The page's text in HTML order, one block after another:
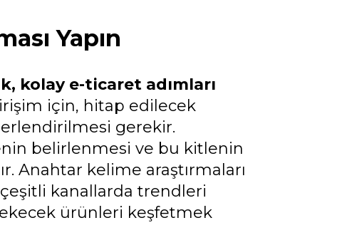
Yapın
kolay e-ticaret adımları
için, hitap edilecek
gerekir.
belirlenmesi ve bu kitlenin
Anahtar kelime araştırmaları
kanallarda trendleri
ürünleri keşfetmek